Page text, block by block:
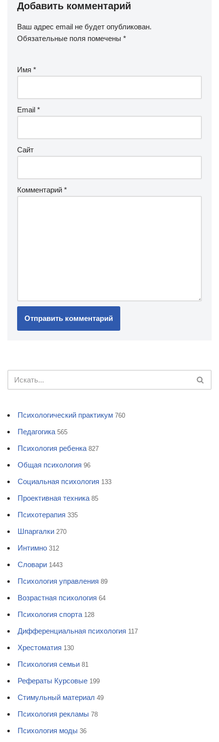
Добавить комментарий
Ваш адрес email не будет опубликован.
Обязательные поля помечены *
Имя *
Email *
Сайт
Комментарий *
Психологический практикум 760
Педагогика 565
Психология ребенка 827
Общая психология 96
Социальная психология 133
Проективная техника 85
Психотерапия 335
Шпаргалки 270
Интимно 312
Словари 1443
Психология управления 89
Возрастная психология 64
Психология спорта 128
Дифференциальная психология 117
Хрестоматия 130
Психология семьи 81
Рефераты Курсовые 199
Стимульный материал 49
Психология рекламы 78
Психология моды 36